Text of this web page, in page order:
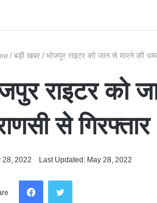
/ बड़ी खबर / भोजपुर राइटर को जान से मारने की
राइटर को
से गिरफ्तार
28, 2022 Last Updated: May 28, 2022
FacebookTwitter